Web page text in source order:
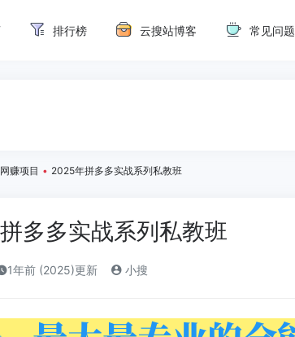
排行榜 云搜站博客 常见问题
网赚项目 • 2025年拼多多实战系列私教班
多多实战系列私教班
1年前 (2025)更新 小搜